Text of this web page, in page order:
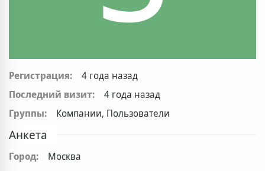
Регистрация:
4 года назад
Последний визит:
4 года назад
Группы:
Компании, Пользователи
Анкета
Город: Москва